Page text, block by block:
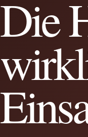
Die